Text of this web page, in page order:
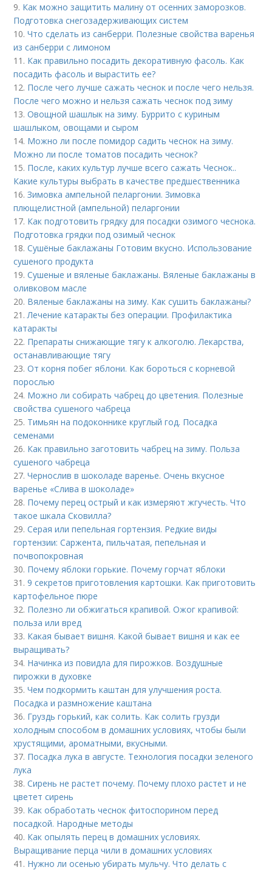
9. Как можно защитить малину от осенних заморозков.
Подготовка снегозадерживающих систем
10.Что сделать из санберри. Полезные свойства варенья
из санберри с лимоном
11. Как правильно посадить декоративную фасоль. Как
посадить фасоль и вырастить ее?
12. После чего лучше сажать чеснок и после чего нельзя.
После чего можно и нельзя сажать чеснок под зиму
13.Овощной шашлык на зиму. Буррито с куриным
шашлыком, овощами и сыром
14. Можно ли после помидор садить чеснок на зиму.
Можно ли после томатов посадить чеснок?
15. После, каких культур лучше всего сажать Чеснок..
Какие культуры выбрать в качестве предшественника
16.Зимовка ампельной пеларгонии. Зимовка
плющелистной (ампельной) пеларгонии
17. Как подготовить грядку для посадки озимого чеснока.
Подготовка грядки под озимый чеснок
18.Сушёные баклажаны Готовим вкусно. Использование
сушеного продукта
19.Сушеные и вяленые баклажаны. Вяленые баклажаны в
оливковом масле
20. Вяленые баклажаны на зиму. Как сушить баклажаны?
21. Лечение катаракты без операции. Профилактика
катаракты
22. Препараты снижающие тягу к алкоголю. Лекарства,
останавливающие тягу
23.От корня побег яблони. Как бороться с корневой
порослью
24. Можно ли собирать чабрец до цветения. Полезные
свойства сушеного чабреца
25. Тимьян на подоконнике круглый год. Посадка
семенами
26. Как правильно заготовить чабрец на зиму. Польза
сушеного чабреца
27.Чернослив в шоколаде варенье. Очень вкусное
варенье «Слива в шоколаде»
28. Почему перец острый и как измеряют жгучесть. Что
такое шкала Сковилла?
29.Серая или пепельная гортензия. Редкие виды
гортензии: Саржента, пильчатая, пепельная и
почвопокровная
30. Почему яблоки горькие. Почему горчат яблоки
31.9 секретов приготовления картошки. Как приготовить
картофельное пюре
32. Полезно ли обжигаться крапивой. Ожог крапивой:
польза или вред
33. Какая бывает вишня. Какой бывает вишня и как ее
выращивать?
34. Начинка из повидла для пирожков. Воздушные
пирожки в духовке
35.Чем подкормить каштан для улучшения роста.
Посадка и размножение каштана
36. Груздь горький, как солить. Как солить грузди
холодным способом в домашних условиях, чтобы были
хрустящими, ароматными, вкусными.
37. Посадка лука в августе. Технология посадки зеленого
лука
38.Сирень не растет почему. Почему плохо растет и не
цветет сирень
39. Как обработать чеснок фитоспорином перед
посадкой. Народные методы
40. Как опылять перец в домашних условиях.
Выращивание перца чили в домашних условиях
41. Нужно ли осенью убирать мульчу. Что делать с